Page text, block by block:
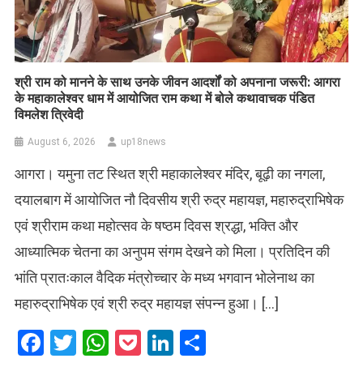
​श्री राम को मानने के साथ उनके जीवन आदर्शों को अपनाना जरूरी: आगरा
के महाकालेश्वर धाम में आयोजित राम कथा में बोले कथावाचक पंडित
विमलेश त्रिवेदी
August 6, 2026 up18news
आगरा। यमुना तट स्थित श्री महाकालेश्वर मंदिर, बूढ़ी का नगला,
दयालबाग में आयोजित नौ दिवसीय श्री रुद्र महायज्ञ, महारुद्राभिषेक
एवं श्रीराम कथा महोत्सव के षष्ठम दिवस श्रद्धा, भक्ति और
आध्यात्मिक चेतना का अनुपम संगम देखने को मिला। प्रतिदिन की
भांति प्रातःकाल वैदिक मंत्रोच्चार के मध्य भगवान भोलेनाथ का
महारुद्राभिषेक एवं श्री रुद्र महायज्ञ संपन्न हुआ। […]
Facebook
Twitter
WhatsApp
PocketLinkedIn